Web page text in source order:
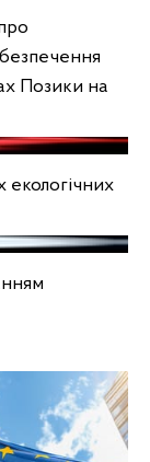
Позики на
екологічних